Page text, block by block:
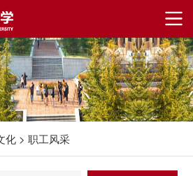
化 > 职工风采